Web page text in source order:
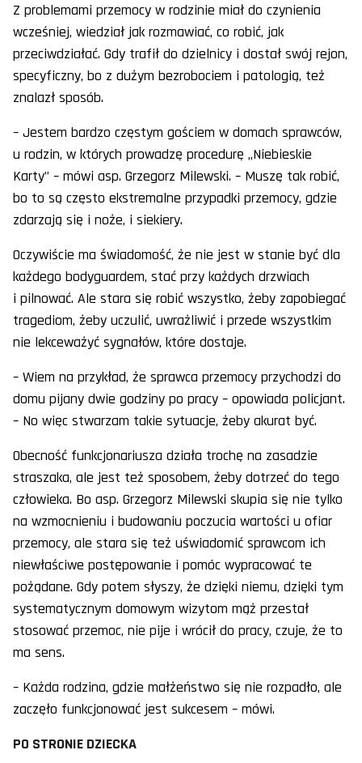
Z problemami przemocy w rodzinie miał do czynienia
wcześniej, wiedział jak rozmawiać, co robić, jak
przeciwdziałać. Gdy trafił do dzielnicy i dostał swój rejon,
specyficzny, bo z dużym bezrobociem i patologią, też
znalazł sposób.
– Jestem bardzo częstym gościem w domach sprawców,
u rodzin, w których prowadzę procedurę „Niebieskie
Karty” – mówi asp. Grzegorz Milewski. – Muszę tak robić,
bo to są często ekstremalne przypadki przemocy, gdzie
zdarzają się i noże, i siekiery.
Oczywiście ma świadomość, że nie jest w stanie być dla
każdego bodyguardem, stać przy każdych drzwiach
i pilnować. Ale stara się robić wszystko, żeby zapobiegać
tragediom, żeby uczulić, uwrażliwić i przede wszystkim
nie lekceważyć sygnałów, które dostaje.
– Wiem na przykład, że sprawca przemocy przychodzi do
domu pijany dwie godziny po pracy – opowiada policjant.
– No więc stwarzam takie sytuacje, żeby akurat być.
Obecność funkcjonariusza działa trochę na zasadzie
straszaka, ale jest też sposobem, żeby dotrzeć do tego
człowieka. Bo asp. Grzegorz Milewski skupia się nie tylko
na wzmocnieniu i budowaniu poczucia wartości u ofiar
przemocy, ale stara się też uświadomić sprawcom ich
niewłaściwe postępowanie i pomóc wypracować te
pożądane. Gdy potem słyszy, że dzięki niemu, dzięki tym
systematycznym domowym wizytom mąż przestał
stosować przemoc, nie pije i wrócił do pracy, czuje, że to
ma sens.
– Każda rodzina, gdzie małżeństwo się nie rozpadło, ale
zaczęło funkcjonować jest sukcesem – mówi.
PO STRONIE DZIECKA